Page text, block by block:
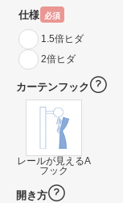
仕様 必須
1.5倍ヒダ
2倍ヒダ
カーテンフック
レールが見えるA
フック
開き方